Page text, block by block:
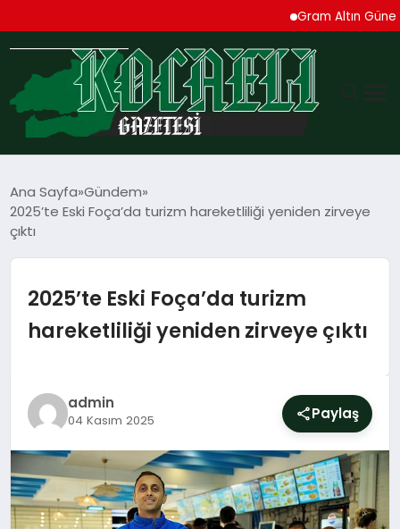
Gram Altın Güne
TEKNOLOJI
SIYASET
YAŞAM
DÜNYA
Ana Sayfa Gündem
2025’te Eski Foça’da turizm hareketliliği yeniden zirveye
çıktı
2025’te Eski Foça’da turizm
hareketliliği yeniden zirveye çıktı
admin
04 Kasım 2025 Paylaş